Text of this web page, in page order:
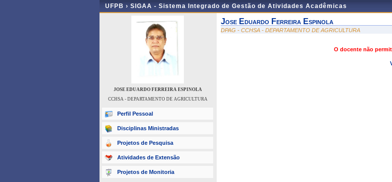
UFPB › SIGAA - Sistema Integrado de Gestão de Atividades Acadêmicas
JOSE EDUARDO FERREIRA ESPINOLA
CCHSA - DEPARTAMENTO DE AGRICULTURA
Perfil Pessoal
Disciplinas Ministradas
Projetos de Pesquisa
Atividades de Extensão
Projetos de Monitoria
Jose Eduardo Ferreira Espinola
DPAG - CCHSA - DEPARTAMENTO DE AGRICULTURA
O docente não